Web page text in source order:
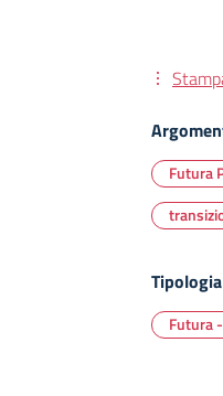
Futura
Tipologia
Futura